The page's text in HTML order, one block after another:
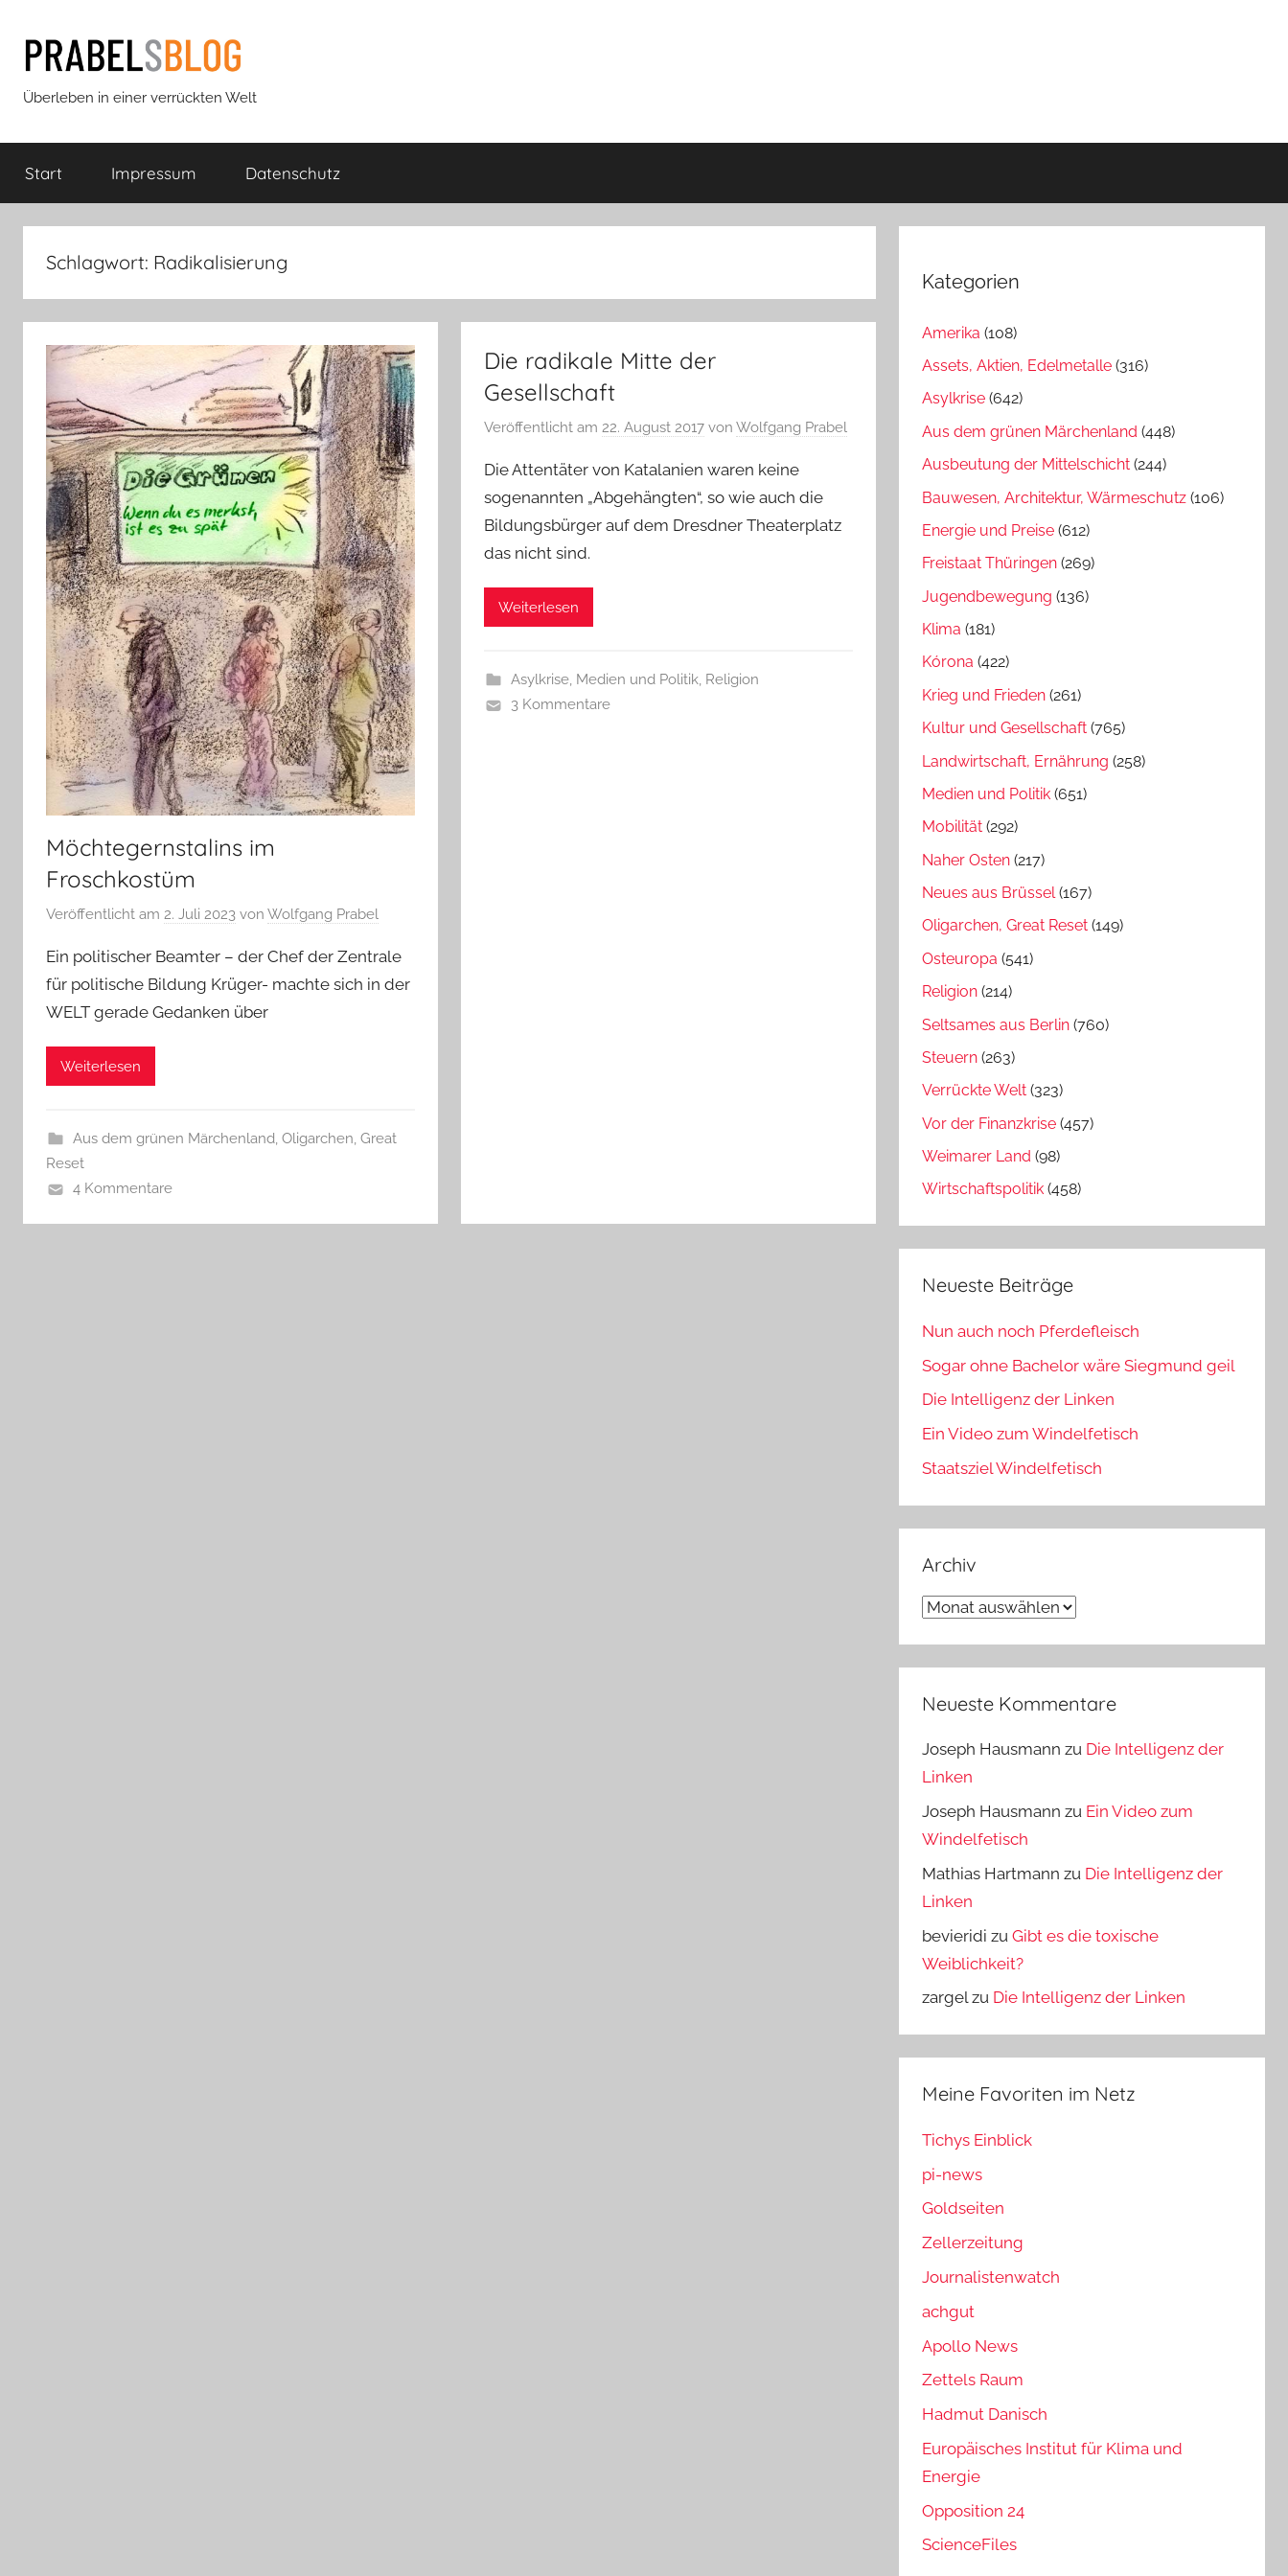
Inhalt
springen
Prabels
Blog
Überleben in einer verrückten Welt
Start Impressum Datenschutz
Schlagwort: Radikalisierung
Möchtegernstalins im
Froschkostüm
Veröffentlicht am 2. Juli 2023 von Wolfgang Prabel
Ein politischer Beamter – der Chef der Zentrale
für politische Bildung Krüger- machte sich in der
WELT gerade Gedanken über
Weiterlesen
Aus dem grünen Märchenland, Oligarchen, Great
Reset
4 Kommentare
Die radikale Mitte der
Gesellschaft
Veröffentlicht am22. August 2017 vonWolfgang Prabel
Die Attentäter von Katalanien waren keine
sogenannten „Abgehängten“, so wie auch die
Bildungsbürger auf dem Dresdner Theaterplatz
das nicht sind.
Weiterlesen
Asylkrise, Medien und Politik, Religion
3 Kommentare
Kategorien
Amerika (108)
Assets, Aktien, Edelmetalle (316)
Asylkrise (642)
Aus dem grünen Märchenland (448)
Ausbeutung der Mittelschicht (244)
Bauwesen, Architektur, Wärmeschutz (106)
Energie und Preise (612)
Freistaat Thüringen (269)
Jugendbewegung (136)
Klima (181)
Kórona (422)
Krieg und Frieden (261)
Kultur und Gesellschaft (765)
Landwirtschaft, Ernährung (258)
Medien und Politik (651)
Mobilität (292)
Naher Osten (217)
Neues aus Brüssel(167)
Oligarchen, Great Reset (149)
Osteuropa (541)
Religion (214)
Seltsames aus Berlin (760)
Steuern (263)
Verrückte Welt (323)
Vor der Finanzkrise (457)
Weimarer Land (98)
Wirtschaftspolitik (458)
Neueste Beiträge
Nun auch noch Pferdefleisch
Sogar ohne Bachelor wäre Siegmund geil
Die Intelligenz der Linken
Ein Video zum Windelfetisch
Staatsziel Windelfetisch
Archiv
Archiv
Neueste Kommentare
Joseph Hausmann zu Die Intelligenz der
Linken
Joseph Hausmann zu Ein Video zum
Windelfetisch
Mathias Hartmann zu Die Intelligenz der
Linken
bevieridi zuGibt es die toxische
Weiblichkeit?
zargelzu Die Intelligenz der Linken
Meine Favoriten im Netz
Tichys Einblick
pi-news
Goldseiten
Zellerzeitung
Journalistenwatch
achgut
Apollo News
Zettels Raum
Hadmut Danisch
Europäisches Institut für Klima und
Energie
Opposition 24
ScienceFiles